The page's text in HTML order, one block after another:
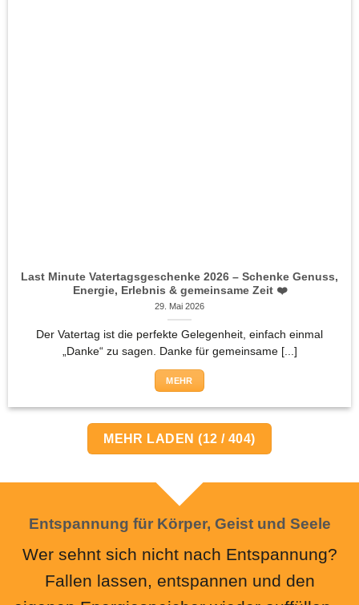
Last Minute Vatertagsgeschenke 2026 – Schenke Genuss,
Energie, Erlebnis & gemeinsame Zeit ❤️
29. Mai 2026
Der Vatertag ist die perfekte Gelegenheit, einfach einmal
„Danke“ zu sagen. Danke für gemeinsame [...]
MEHR
MEHR LADEN(12 / 404)
Entspannung für Körper, Geist und Seele
Wer sehnt sich nicht nach Entspannung?
Fallen lassen, entspannen und den